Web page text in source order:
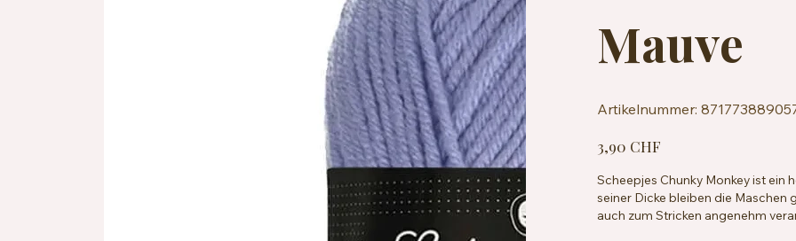
Mauve
Artikelnummer: 8717738890576
3,90 CHF
Scheepjes Chunky Monkey ist ein
seiner Dicke bleiben die Maschen
auch zum Stricken angenehm